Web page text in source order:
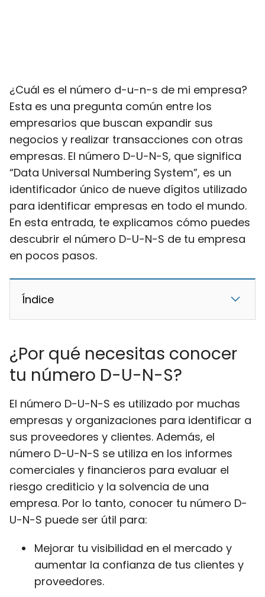
¿Cuál es el número d-u-n-s de mi empresa?
Esta es una pregunta común entre los
empresarios que buscan expandir sus
negocios y realizar transacciones con otras
empresas. El número D-U-N-S, que significa
“Data Universal Numbering System”, es un
identificador único de nueve dígitos utilizado
para identificar empresas en todo el mundo.
En esta entrada, te explicamos cómo puedes
descubrir el número D-U-N-S de tu empresa
en pocos pasos.
Índice
¿Por qué necesitas conocer
tu número D-U-N-S?
El número D-U-N-S es utilizado por muchas
empresas y organizaciones para identificar a
sus proveedores y clientes. Además, el
número D-U-N-S se utiliza en los informes
comerciales y financieros para evaluar el
riesgo crediticio y la solvencia de una
empresa. Por lo tanto, conocer tu número D-
U-N-S puede ser útil para:
Mejorar tu visibilidad en el mercado y
aumentar la confianza de tus clientes y
proveedores.